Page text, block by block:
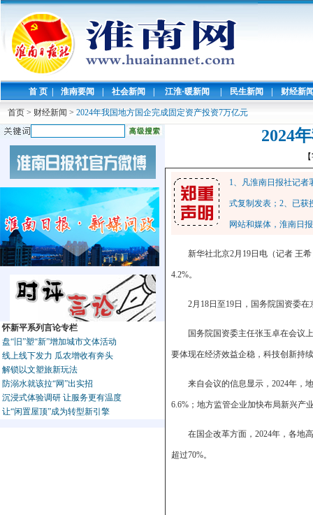
首 页 | 淮南要闻 | 社会新闻 | 江淮·暖新闻 | 民生新闻 | 财经新
首页 > 财经新闻 > 2024年我国地方国企完成固定资产投资7万亿元
怀新平系列言论专栏
盘“旧”塑“新”增加城市文体活动
线上线下发力 瓜农增收有奔头
解锁以文塑旅新玩法
防溺水就该拉“网”出实招
沉浸式体验调研 让服务更有温度
让“闲置屋顶”成为转型新引擎
2024
1、凡淮南日报社记
式复制发表；2、已获
网站和媒体，淮南日
新华社北京2月19日电（记者 王
4.2%。
2月18日至19日，国务院国资委
国务院国资委主任张玉卓在会议
要体现在经济效益企稳，科技创新持
来自会议的信息显示，2024年，
6.6%；地方监管企业加快布局新兴产
在国企改革方面，2024年，各地
超过70%。